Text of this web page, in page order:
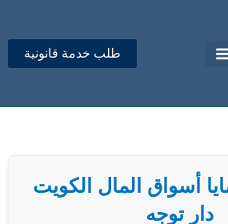
طلب خدمة قانونية
أسواق المال الكويت
دار توجه